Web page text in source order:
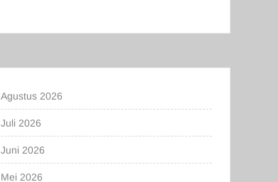
Agustus 2026
Juli 2026
Juni 2026
Mei 2026